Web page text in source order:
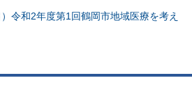
令和2年度第1回鶴岡市地域医療を考え